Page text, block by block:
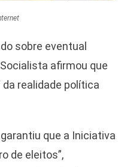
sobre eventual
afirmou que
da realidade política
que a Iniciativa
de eleitos”,